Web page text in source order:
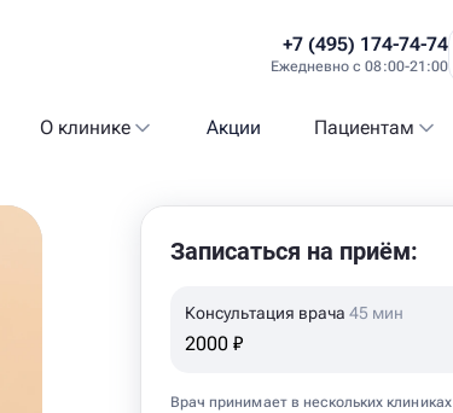
+7 (495) 174-74-74
Ежедневно с 08:00-21:00
О клинике Акции Пациентам
Записаться на приём:
Консультация врача 45 мин
2000 ₽
Врач принимает в нескольких клиниках